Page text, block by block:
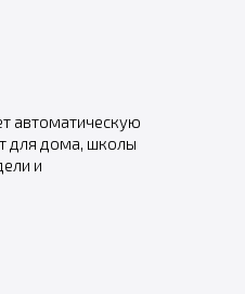
автоматическую
для дома, школы
и